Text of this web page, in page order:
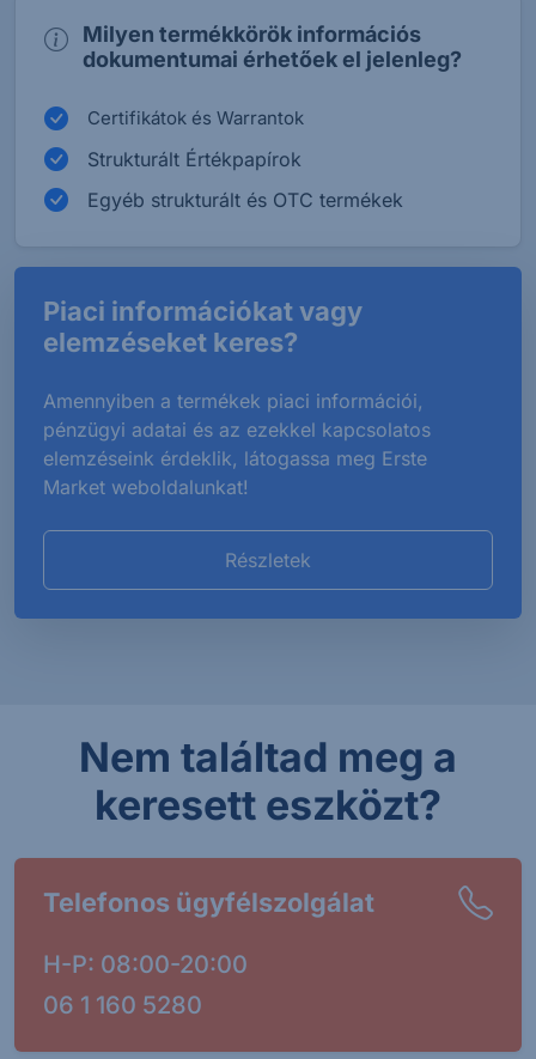
Milyen termékkörök információs
dokumentumai érhetőek el jelenleg?
Certifikátok és Warrantok
Strukturált Értékpapírok
Egyéb strukturált és OTC termékek
Piaci információkat vagy
elemzéseket keres?
Amennyiben a termékek piaci információi,
pénzügyi adatai és az ezekkel kapcsolatos
elemzéseink érdeklik, látogassa meg Erste
Market weboldalunkat!
Részletek
Nem találtad meg a
keresett eszközt?
Telefonos ügyfélszolgálat
H-P: 08:00-20:00
06 1 160 5280